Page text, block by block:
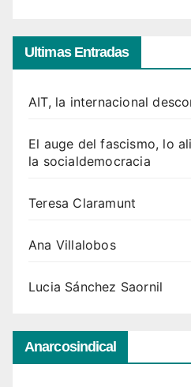
Ultimas Entradas
AIT, la internacional
El auge del fascismo, lo
la socialdemocracia
Teresa Claramunt
Ana Villalobos
Lucia Sánchez Saornil
Anarcosindical